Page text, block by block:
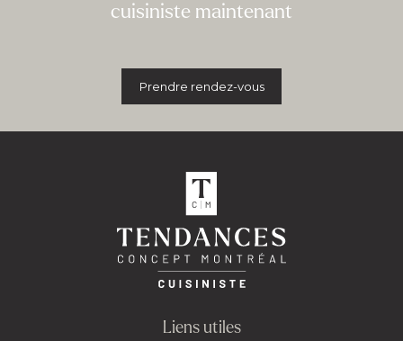
cuisiniste maintenant
Prendre rendez-vous
Liens utiles